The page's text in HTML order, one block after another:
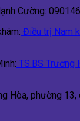
Cường:
Điều trị Nam
TS.BS Trương
Hòa, phường 13,